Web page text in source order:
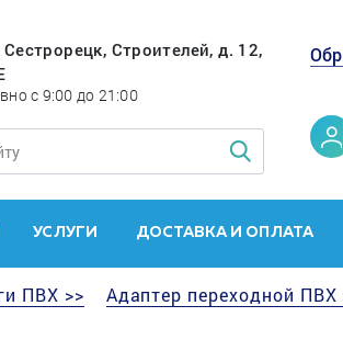
Строителей, д. 12,
с 9:00 до 21:00
УСЛУГИ ДОСТАВКА И ОПЛАТА
ПВХ >> Адаптер переходной ПВХ